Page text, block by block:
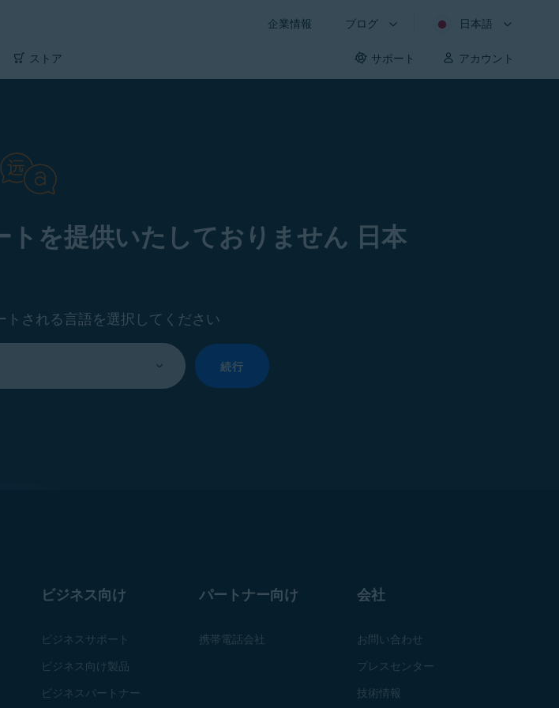
企業情報 ブログ 日本語
ストア サポート アカウント
を提供いたしておりません 日本
される言語を選択してください
続行
ビジネス向け
ビジネスサポート
ビジネス向け製品
ビジネスパートナー
パートナー向け
携帯電話会社
会社
お問い合わせ
プレスセンター
技術情報